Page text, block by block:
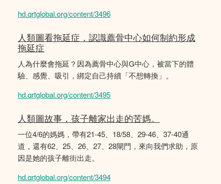
hd.qrtglobal.org/content/3496
人類圖看拖延症，認識薦骨中心如何制約形成
拖延症
人為什麼會拖延？因為薦骨中心與G中心，被當下的體
驗、感覺、吸引，綁定自己持續「不想轉換」。
hd.qrtglobal.org/content/3495
人類圖故事，孩子離家出走的苦媽。
一位4/6的媽媽，帶有21-45、18/58、29-46、37-40通
道，還有62、25、26、27、28閘門，來向我們求助，原
因是她的孩子離街出走。
hd.qrtglobal.org/content/3494